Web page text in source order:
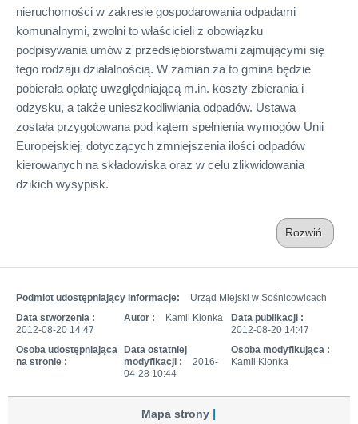
nieruchomości w zakresie gospodarowania odpadami
komunalnymi, zwolni to właścicieli z obowiązku
podpisywania umów z przedsiębiorstwami zajmującymi się
tego rodzaju działalnością. W zamian za to gmina będzie
pobierała opłatę uwzględniającą m.in. koszty zbierania i
odzysku, a także unieszkodliwiania odpadów. Ustawa
została przygotowana pod kątem spełnienia wymogów Unii
Europejskiej, dotyczących zmniejszenia ilości odpadów
kierowanych na składowiska oraz w celu zlikwidowania
dzikich wysypisk.
Rozwiń
Podmiot udostępniający informacje:
Urząd Miejski w Sośnicowicach
Data stworzenia :
2012-08-20 14:47
Autor : Kamil Kionka
Data publikacji :
2012-08-20 14:47
Osoba udostępniająca
na stronie :
Data ostatniej
modyfikacji :
2016-
04-28 10:44
Osoba modyfikująca :
Kamil Kionka
Mapa strony